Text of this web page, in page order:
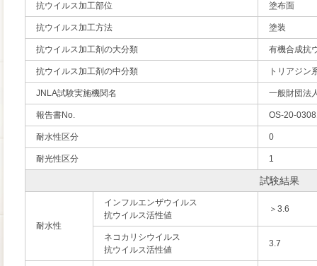
抗ウイルス加工部位 塗布面
抗ウイルス加工方法 塗装
抗ウイルス加工剤の大分類 有機合成抗
抗ウイルス加工剤の中分類 トリアジン
JNLA試験実施機関名 一般財団法
報告書No. OS-20-
耐水性区分 0
耐光性区分 1
試験結果
耐水性
インフルエンザウイルス
抗ウイルス活性値
＞3.6
ネコカリシウイルス
抗ウイルス活性値
3.7